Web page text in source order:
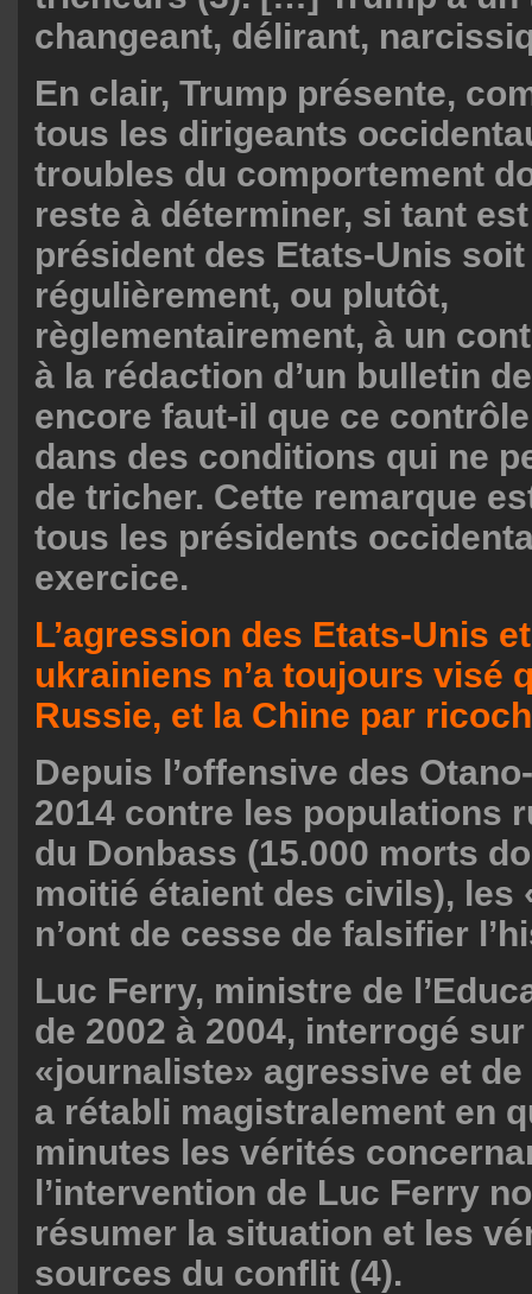
changeant, délirant,
En clair, Trump présente,
tous les dirigeants
troubles du comportement
reste à déterminer, si tant est
président des Etats-Unis
régulièrement, ou plutôt,
règlementairement, à un
à la rédaction d’un bulletin
encore faut-il que ce
dans des conditions qui ne
de tricher. Cette remarque
tous les présidents
exercice.
L’agression des Etats-Unis
ukrainiens n’a toujours visé
Russie, et la Chine par
Depuis l’offensive des
2014 contre les populations
du Donbass (15.000 morts
moitié étaient des civils), les
n’ont de cesse de falsifier
Luc Ferry, ministre de
de 2002 à 2004, interrogé
«journaliste» agressive et
a rétabli magistralement en
minutes les vérités
l’intervention de Luc Ferry
résumer la situation et les
sources du conflit (4).